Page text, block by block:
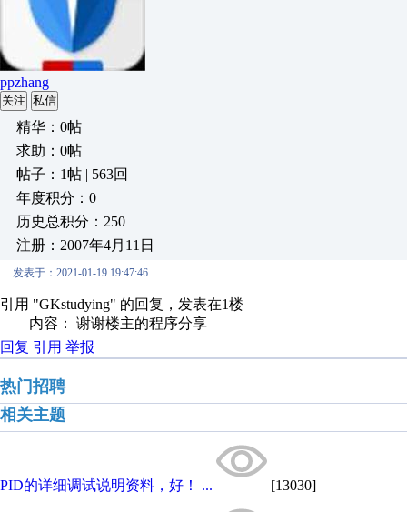
ppzhang
关注 私信
精华：0帖
求助：0帖
帖子：1帖 | 563回
年度积分：0
历史总积分：250
注册：2007年4月11日
发表于：2021-01-19 19:47:46
引用 "GKstudying" 的回复，发表在1楼
内容： 谢谢楼主的程序分享
回复 引用 举报
热门招聘
相关主题
PID的详细调试说明资料，好！ ... [13030]